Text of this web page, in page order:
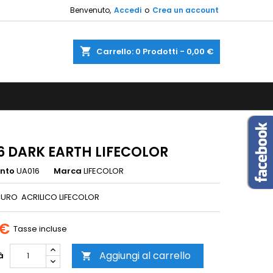
Benvenuto, Accedi o Crea un account
shopping_cart Carrello: 0 Prodotti - 0,00 €
DARK EARTH LIFECOLOR
UA016 Marca LIFECOLOR
ACRILICO LIFECOLOR
Tasse incluse
 Aggiungi al carrello